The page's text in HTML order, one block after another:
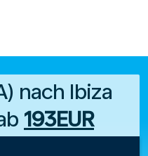
nach Ibiza
193EUR